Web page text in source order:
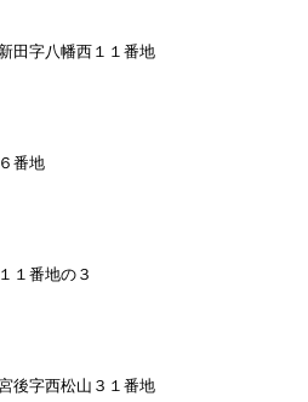
田字八幡西１１番地
番地
１番地の３
後字西松山３１番地